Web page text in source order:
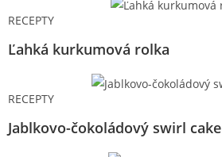
RECEPTY
Ľahká kurkumová rolka
RECEPTY
Jablkovo-čokoládový swirl cake